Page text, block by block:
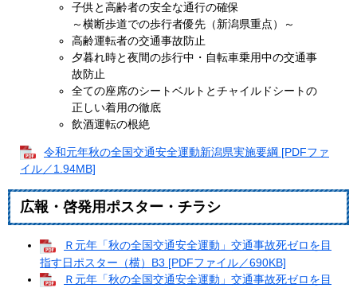
子供と高齢者の安全な通行の確保
～横断歩道での歩行者優先（新潟県重点）～
高齢運転者の交通事故防止
夕暮れ時と夜間の歩行中・自転車乗用中の交通事
故防止
全ての座席のシートベルトとチャイルドシートの
正しい着用の徹底
飲酒運転の根絶
令和元年秋の全国交通安全運動新潟県実施要綱 [PDFファ
イル／1.94MB]
広報・啓発用ポスター・チラシ
Ｒ元年「秋の全国交通安全運動」交通事故死ゼロを目
指す日ポスター（横）B3 [PDFファイル／690KB]
Ｒ元年「秋の全国交通安全運動」交通事故死ゼロを目